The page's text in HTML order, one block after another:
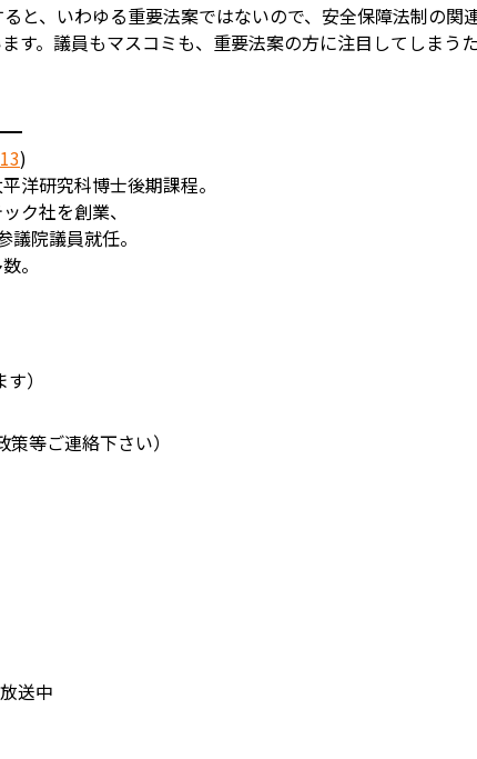
と、いわゆる重要法案ではないので、安全保障法制の関
す。議員もマスコミも、重要法案の方に注目してしまう
)
洋研究科博士後期課程。
ク社を創業、
院議員就任。
。
）
等ご連絡下さい）
送中